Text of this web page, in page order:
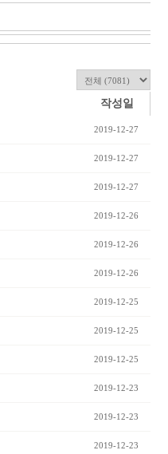
작성일
2019-12-27
2019-12-27
2019-12-27
2019-12-26
2019-12-26
2019-12-26
2019-12-25
2019-12-25
2019-12-25
2019-12-23
2019-12-23
2019-12-23